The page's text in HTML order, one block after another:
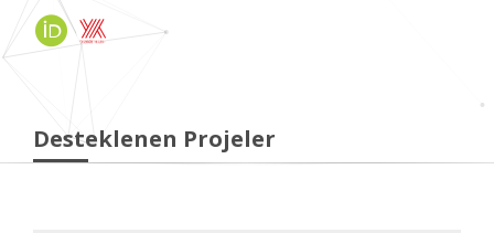
Desteklenen Projeler